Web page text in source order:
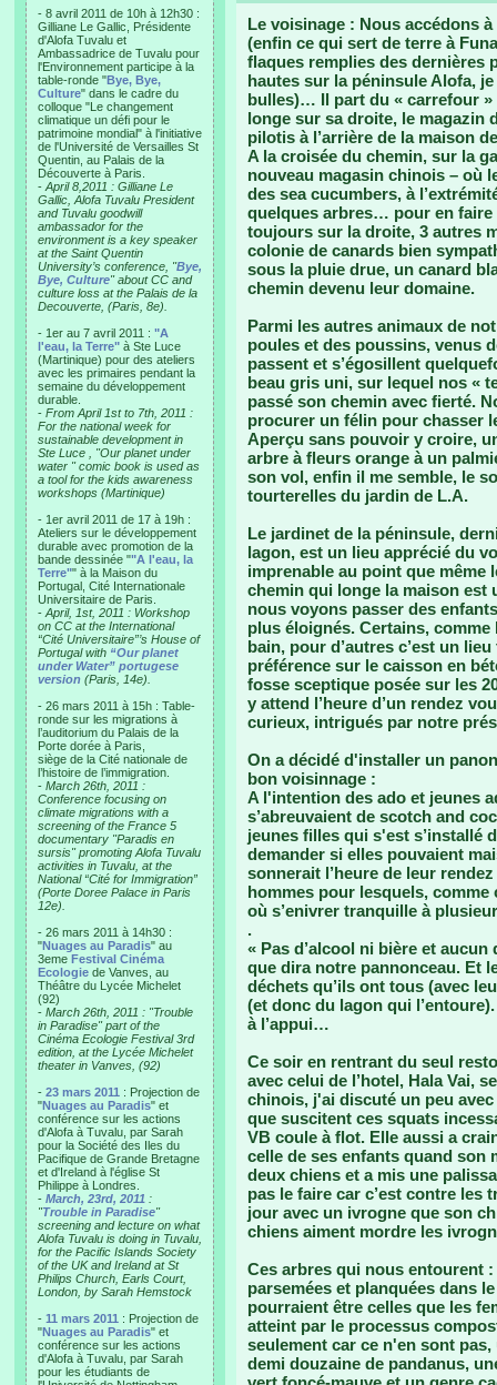
- 8 avril 2011 de 10h à 12h30 :
Gilliane Le Gallic, Présidente
d'Alofa Tuvalu et
Ambassadrice de Tuvalu pour
l'Environnement participe à la
table-ronde "Bye, Bye,
Culture" dans le cadre du
colloque "Le changement
climatique un défi pour le
patrimoine mondial" à l'initiative
de l'Université de Versailles St
Quentin, au Palais de la
Découverte à Paris.
- April 8,2011 : Gilliane Le
Gallic, Alofa Tuvalu President
and Tuvalu goodwill
ambassador for the
environment is a key speaker
at the Saint Quentin
University’s conference, "Bye,
Bye, Culture" about CC and
culture loss at the Palais de la
Decouverte, (Paris, 8e).
- 1er au 7 avril 2011 : "A
l'eau, la Terre" à Ste Luce
(Martinique) pour des ateliers
avec les primaires pendant la
semaine du développement
durable.
- From April 1st to 7th, 2011 :
For the national week for
sustainable development in
Ste Luce , "Our planet under
water " comic book is used as
a tool for the kids awareness
workshops (Martinique)
- 1er avril 2011 de 17 à 19h :
Ateliers sur le développement
durable avec promotion de la
bande dessinée ""A l'eau, la
Terre"" à la Maison du
Portugal, Cité Internationale
Universitaire de Paris.
- April, 1st, 2011 : Workshop
on CC at the International
“Cité Universitaire”’s House of
Portugal with “Our planet
under Water” portugese
version (Paris, 14e).
- 26 mars 2011 à 15h : Table-
ronde sur les migrations à
l’auditorium du Palais de la
Porte dorée à Paris,
siège de la Cité nationale de
l’histoire de l’immigration.
- March 26th, 2011 :
Conference focusing on
climate migrations with a
screening of the France 5
documentary "Paradis en
sursis" promoting Alofa Tuvalu
activities in Tuvalu, at the
National “Cité for Immigration”
(Porte Doree Palace in Paris
12e).
- 26 mars 2011 à 14h30 :
"Nuages au Paradis" au
3eme Festival Cinéma
Ecologie de Vanves, au
Théâtre du Lycée Michelet
(92)
- March 26th, 2011 : "Trouble
in Paradise" part of the
Cinéma Ecologie Festival 3rd
edition, at the Lycée Michelet
theater in Vanves, (92)
- 23 mars 2011 : Projection de
"Nuages au Paradis" et
conférence sur les actions
d'Alofa à Tuvalu, par Sarah
pour la Société des Iles du
Pacifique de Grande Bretagne
et d'Ireland à l'église St
Philippe à Londres.
- March, 23rd, 2011 :
"Trouble in Paradise"
screening and lecture on what
Alofa Tuvalu is doing in Tuvalu,
for the Pacific Islands Society
of the UK and Ireland at St
Philips Church, Earls Court,
London, by Sarah Hemstock
- 11 mars 2011 : Projection de
"Nuages au Paradis" et
conférence sur les actions
d'Alofa à Tuvalu, par Sarah
pour les étudiants de
Le voisinage : Nous accédons
(enfin ce qui sert de terre à
flaques remplies des dernières
hautes sur la péninsule Alofa,
bulles)… Il part du « carrefour
longe sur sa droite, le magazin
pilotis à l’arrière de la maison
A la croisée du chemin, sur la
nouveau magasin chinois – où
des sea cucumbers, à
quelques arbres… pour en
toujours sur la droite, 3 autres
colonie de canards bien
sous la pluie drue, un canard
chemin devenu leur domaine.
Parmi les autres animaux de
poules et des poussins, venus
passent et s’égosillent
beau gris uni, sur lequel nos «
passé son chemin avec fierté.
procurer un félin pour chasser
Aperçu sans pouvoir y croire,
arbre à fleurs orange à un
son vol, enfin il me semble, le
tourterelles du jardin de L.A.
Le jardinet de la péninsule,
lagon, est un lieu apprécié du
imprenable au point que même
chemin qui longe la maison est
nous voyons passer des
plus éloignés. Certains,
bain, pour d’autres c’est un
préférence sur le caisson en
fosse sceptique posée sur les
y attend l’heure d’un rendez
curieux, intrigués par notre
On a décidé d'installer un
bon voisinnage :
A l'intention des ado et jeunes
s’abreuvaient de scotch and
jeunes filles qui s'est s’installé
demander si elles pouvaient
sonnerait l’heure de leur
hommes pour lesquels, comme
où s’enivrer tranquille à
.
« Pas d’alcool ni bière et
que dira notre pannonceau. Et
déchets qu’ils ont tous (avec
(et donc du lagon qui
à l’appui…
Ce soir en rentrant du seul
avec celui de l’hotel, Hala Vai,
chinois, j'ai discuté un peu
que suscitent ces squats
VB coule à flot. Elle aussi a
celle de ses enfants quand son
deux chiens et a mis une
pas le faire car c’est contre les
jour avec un ivrogne que son
chiens aiment mordre les
Ces arbres qui nous entourent
parsemées et planquées dans
pourraient être celles que les
atteint par le processus
seulement car ce n'en sont
demi douzaine de pandanus,